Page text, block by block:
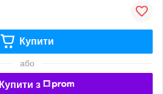
Купити
або
Купити з